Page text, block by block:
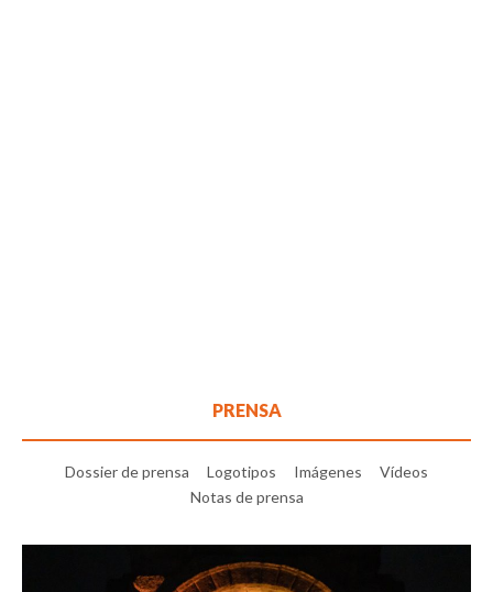
PRENSA
Dossier de prensa Logotipos Imágenes
Vídeos
Notas de prensa